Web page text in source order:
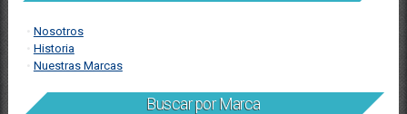
Nosotros
Historia
Nuestras Marcas
Buscar por Marca